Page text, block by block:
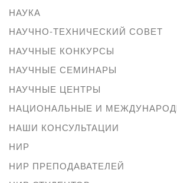
НАУКА
НАУЧНО-ТЕХНИЧЕСКИЙ СОВЕТ
НАУЧНЫЕ КОНКУРСЫ
НАУЧНЫЕ СЕМИНАРЫ
НАУЧНЫЕ ЦЕНТРЫ
НАЦИОНАЛЬНЫЕ И
НАШИ КОНСУЛЬТАЦИИ
НИР
НИР ПРЕПОДАВАТЕЛЕЙ